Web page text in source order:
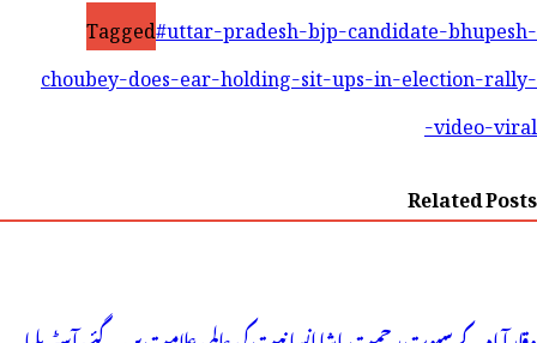
Tagged#uttar-pradesh-bjp-candidate-bhupesh-
choubey-does-ear-holding-sit-ups-in-election-rally-
video-viral-
Related Posts